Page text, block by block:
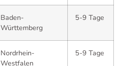
Baden-
Württemberg
5-9 Tage
Nordrhein-
Westfalen
5-9 Tage